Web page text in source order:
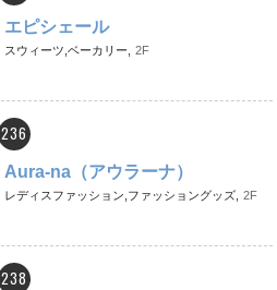
エピシェール
スウィーツ,ベーカリー, 2F
236
Aura-na（アウラーナ）
レディスファッション,ファッショングッズ, 2F
238